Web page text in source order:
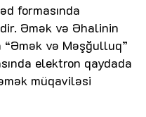
formasında
Əmək və Əhalinin
və Məşğulluq”
elektron qaydada
müqaviləsi